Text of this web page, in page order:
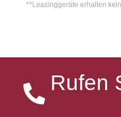
**Leasinggeräte erhalten
Rufen